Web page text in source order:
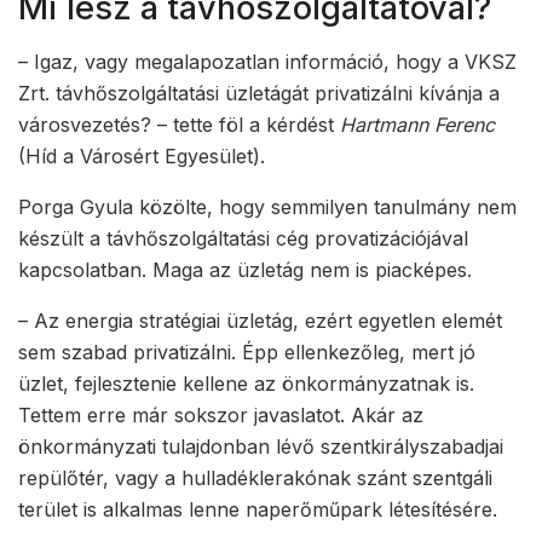
– Igaz, vagy megalapozatlan információ, hogy a VKSZ
Zrt. távhőszolgáltatási üzletágát privatizálni kívánja a
városvezetés? – tette föl a kérdést Hartmann Ferenc
(Híd a Városért Egyesület).
Porga Gyula közölte, hogy semmilyen tanulmány nem
készült a távhőszolgáltatási cég provatizációjával
kapcsolatban. Maga az üzletág nem is piacképes.
– Az energia stratégiai üzletág, ezért egyetlen elemét
sem szabad privatizálni. Épp ellenkezőleg, mert jó
üzlet, fejlesztenie kellene az önkormányzatnak is.
Tettem erre már sokszor javaslatot. Akár az
önkormányzati tulajdonban lévő szentkirályszabadjai
repülőtér, vagy a hulladéklerakónak szánt szentgáli
terület is alkalmas lenne naperőműpark létesítésére.